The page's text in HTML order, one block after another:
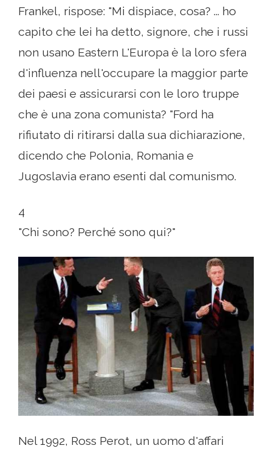
Frankel, rispose: "Mi dispiace, cosa? ... ho
capito che lei ha detto, signore, che i russi
non usano Eastern L'Europa è la loro sfera
d'influenza nell'occupare la maggior parte
dei paesi e assicurarsi con le loro truppe
che è una zona comunista? "Ford ha
rifiutato di ritirarsi dalla sua dichiarazione,
dicendo che Polonia, Romania e
Jugoslavia erano esenti dal comunismo.
4
"Chi sono? Perché sono qui?"
Nel 1992, Ross Perot, un uomo d'affari